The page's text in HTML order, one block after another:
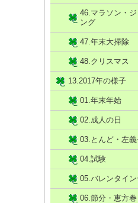
46.マラソン・
ング
47.年末大掃除
48.クリスマス
13.2017年の様子
01.年末年始
02.成人の日
03.とんど・左
04.試験
05.バレンタイン
06.節分・恵方巻